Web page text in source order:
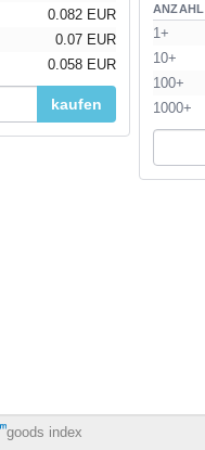
0.082 EUR
0.07 EUR
0.058 EUR
kaufen
ANZAHL
1+
10+
100+
1000+
goods index